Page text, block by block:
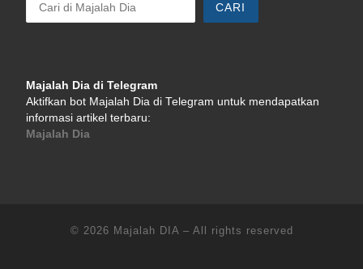
CARI
Majalah Dia di Telegram
Aktifkan bot Majalah Dia di Telegram untuk mendapatkan
informasi artikel terbaru:
Majalah Dia
© 2026 Majalah DIA – All rights reserved